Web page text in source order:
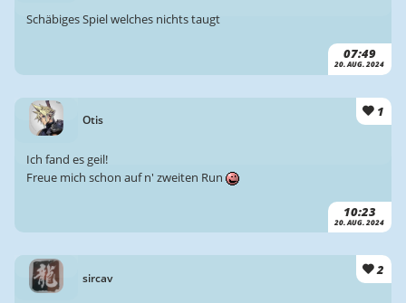
07:49
20. AUG. 2024
Schäbiges Spiel welches nichts taugt
Otis
1
10:23
20. AUG. 2024
Ich fand es geil!
Freue mich schon auf n' zweiten Run
sircav
2